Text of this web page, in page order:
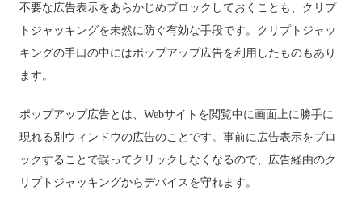
不要な広告表示をあらかじめブロックしておくことも、クリプ
トジャッキングを未然に防ぐ有効な手段です。クリプトジャッ
キングの手口の中にはポップアップ広告を利用したものもあり
ます。
ポップアップ広告とは、Webサイトを閲覧中に画面上に勝手に
現れる別ウィンドウの広告のことです。事前に広告表示をブロ
ックすることで誤ってクリックしなくなるので、広告経由のク
リプトジャッキングからデバイスを守れます。